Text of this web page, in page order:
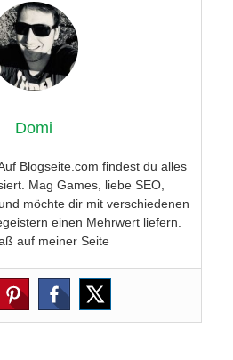
Domi
Blogseite.com findest du alles
Mag Games, liebe SEO,
möchte dir mit verschiedenen
einen Mehrwert liefern.
auf meiner Seite